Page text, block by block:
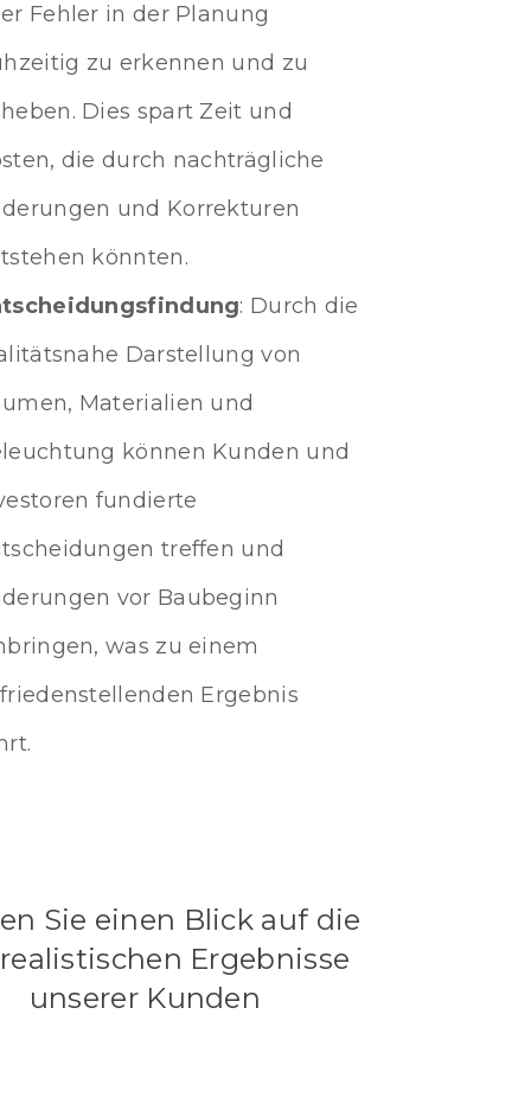
Fehler in der Planung
zu erkennen und zu
Dies spart Zeit und
die durch nachträgliche
und Korrekturen
könnten.
: Durch die
Darstellung von
Materialien und
können Kunden und
fundierte
treffen und
vor Baubeginn
was zu einem
Ergebnis
Sie einen Blick auf die
Ergebnisse
unserer Kunden